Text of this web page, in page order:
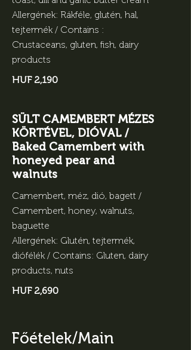
Allergének: Rákféle, glutén, hal,
tejtermék / Contains :
Crustaceans, gluten, fish, dairy
products
HUF 2,190
SÜLT CAMEMBERT MÉZES
KÖRTÉVEL, DIÓVAL /
Baked Camembert with
honeyed pear and
walnuts
Camembert, méz, dió, bagett /
Camembert, honey, walnuts,
baguette
Allergének: Glutén, tejtermék,
diófélék / Contains: Gluten, dairy
products, nuts
HUF 2,690
Főételek/Main